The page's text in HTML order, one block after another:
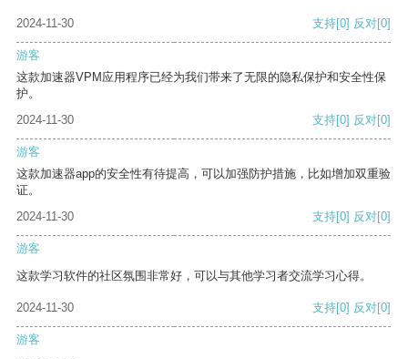
2024-11-30 支持[0] 反对[0]
游客
这款加速器VPM应用程序已经为我们带来了无限的隐私保护和安全性保
护。
2024-11-30
支持[0] 反对[0]
游客
这款加速器app的安全性有待提高，可以加强防护措施，比如增加双重验
证。
2024-11-30
支持[0] 反对[0]
游客
这款学习软件的社区氛围非常好，可以与其他学习者交流学习心得。
2024-11-30 支持[0] 反对[0]
游客